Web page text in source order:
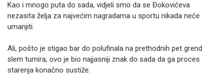
Kao i mnogo puta do sada, vidjeli smo da se Đokovićeva
nezasita želja za najvećim nagradama u sportu nikada neće
umanjiti.
Ali, pošto je stigao bar do polufinala na prethodnih pet grend
slem turnira, ovo je bio najjasniji znak do sada da ga proces
starenja konačno sustiže.